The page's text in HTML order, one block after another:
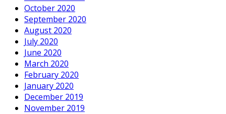
October 2020
September 2020
August 2020
July 2020
June 2020
March 2020
February 2020
January 2020
December 2019
November 2019